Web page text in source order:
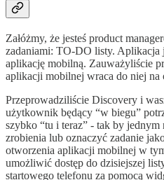
Załóżmy, że jesteś product
zadaniami: TO-DO listy. Aplikacja
aplikację mobilną. Zauważyliście
aplikacji mobilnej wraca do niej na
Przeprowadziliście Discovery i
użytkownik będący “w biegu”
szybko “tu i teraz” - tak by
zrobienia lub oznaczyć zadanie
otworzenia aplikacji mobilnej w
umożliwić dostęp do dzisiejszej
startowego telefonu za pomocą